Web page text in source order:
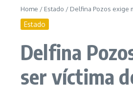
Home / Estado / Delfina Pozos exige
Estado
Delfina
ser víctima